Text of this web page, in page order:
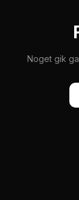
Noget gik